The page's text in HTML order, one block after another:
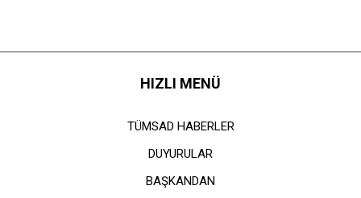
HIZLI MENÜ
TÜMSAD HABERLER
DUYURULAR
BAŞKANDAN